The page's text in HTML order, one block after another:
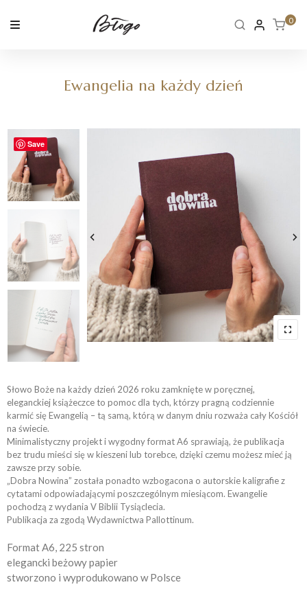
0
Ewangelia na każdy dzień
Save
Słowo Boże na każdy dzień 2026 roku zamknięte w poręcznej,
eleganckiej książeczce to pomoc dla tych, którzy pragną codziennie
karmić się Ewangelią – tą samą, którą w danym dniu rozważa cały Kościół
na świecie.
Minimalistyczny projekt i wygodny format A6 sprawiają, że publikacja
bez trudu mieści się w kieszeni lub torebce, dzięki czemu możesz mieć ją
zawsze przy sobie.
„Dobra Nowina” została ponadto wzbogacona o autorskie kaligrafie z
cytatami odpowiadającymi poszczególnym miesiącom. Ewangelie
pochodzą z wydania V Biblii Tysiąclecia.
Publikacja za zgodą Wydawnictwa Pallottinum.
Format A6, 225 stron
elegancki beżowy papier
stworzono i wyprodukowano w Polsce